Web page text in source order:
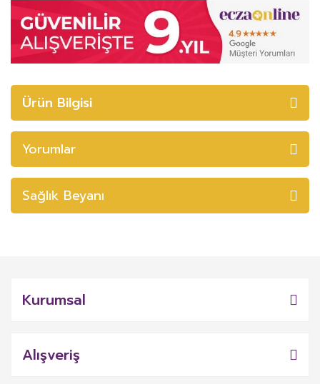
Ürün Bilgisi
Yorumlar
Sağlık Beyanı
Kurumsal
Alışveriş